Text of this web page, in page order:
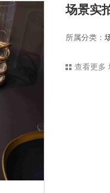
场景实
所属分类：
查看更多